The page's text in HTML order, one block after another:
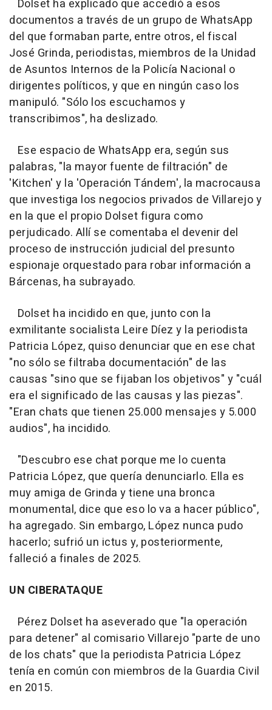
Dolset ha explicado que accedió a esos
documentos a través de un grupo de WhatsApp
del que formaban parte, entre otros, el fiscal
José Grinda, periodistas, miembros de la Unidad
de Asuntos Internos de la Policía Nacional o
dirigentes políticos, y que en ningún caso los
manipuló. "Sólo los escuchamos y
transcribimos", ha deslizado.
Ese espacio de WhatsApp era, según sus
palabras, "la mayor fuente de filtración" de
'Kitchen' y la 'Operación Tándem', la macrocausa
que investiga los negocios privados de Villarejo y
en la que el propio Dolset figura como
perjudicado. Allí se comentaba el devenir del
proceso de instrucción judicial del presunto
espionaje orquestado para robar información a
Bárcenas, ha subrayado.
Dolset ha incidido en que, junto con la
exmilitante socialista Leire Díez y la periodista
Patricia López, quiso denunciar que en ese chat
"no sólo se filtraba documentación" de las
causas "sino que se fijaban los objetivos" y "cuál
era el significado de las causas y las piezas".
"Eran chats que tienen 25.000 mensajes y 5.000
audios", ha incidido.
"Descubro ese chat porque me lo cuenta
Patricia López, que quería denunciarlo. Ella es
muy amiga de Grinda y tiene una bronca
monumental, dice que eso lo va a hacer público",
ha agregado. Sin embargo, López nunca pudo
hacerlo; sufrió un ictus y, posteriormente,
falleció a finales de 2025.
UN CIBERATAQUE
Pérez Dolset ha aseverado que "la operación
para detener" al comisario Villarejo "parte de uno
de los chats" que la periodista Patricia López
tenía en común con miembros de la Guardia Civil
en 2015.